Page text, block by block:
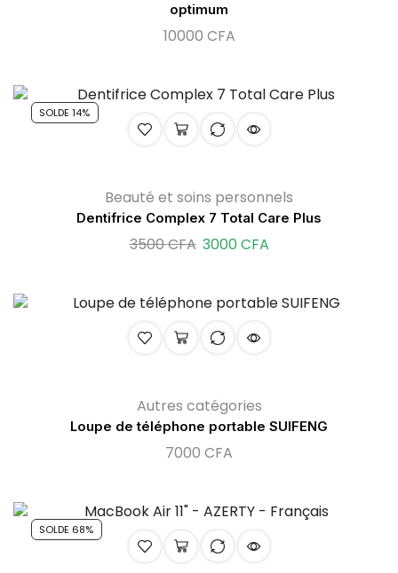
optimum
10000 CFA
SOLDE 14%
Beauté et soins personnels
Dentifrice Complex 7 Total Care Plus
3500CFA 3000CFA
Autres catégories
Loupe de téléphone portable SUIFENG
7000 CFA
SOLDE 68%